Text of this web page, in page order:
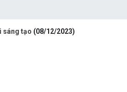
sáng tạo (08/12/2023)